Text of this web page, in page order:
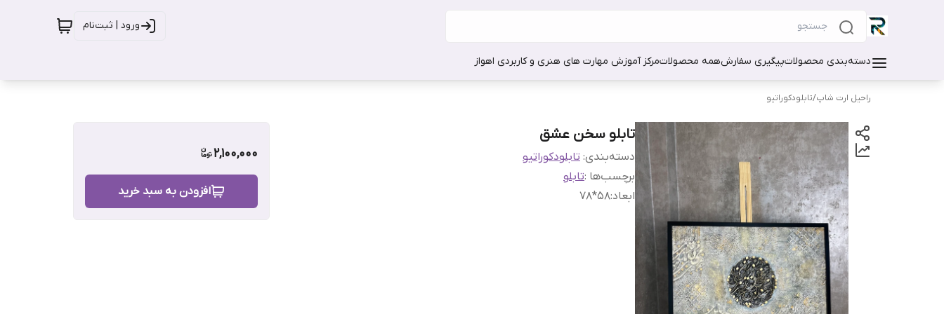
ورود | ثبت‌نام
دسته‌بندی محصولاتپیگیری سفارشهمه محصولاتمرکز آموزش مهارت های هنری و کاربردی اهواز
راحیل ارت شاپ/تابلودکوراتیو
تابلو سخن عشق
دسته‌بندی: تابلودکوراتیو
برچسب‌ها :تابلو
ابعاد:۵۸*۷۸
2,100,000
افزودن به سبد خرید